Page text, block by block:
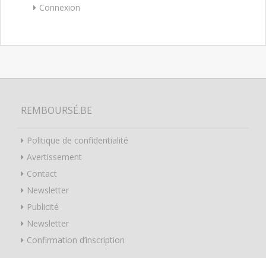
Connexion
REMBOURSÉ.BE
Politique de confidentialité
Avertissement
Contact
Newsletter
Publicité
Newsletter
Confirmation d’inscription